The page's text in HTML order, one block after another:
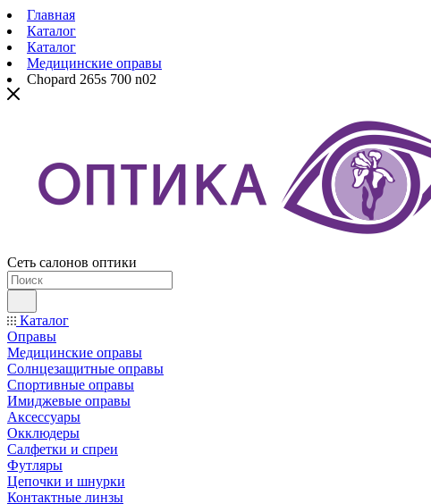
Главная
Каталог
Каталог
Медицинские оправы
Chopard 265s 700 n02
Сеть салонов оптики
Каталог
Оправы
Медицинские оправы
Солнцезащитные оправы
Спортивные оправы
Имиджевые оправы
Аксессуары
Окклюдеры
Салфетки и спреи
Футляры
Цепочки и шнурки
Контактные линзы